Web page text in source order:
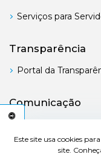
Este site usa cookies
site.
Serviços para
Transparência
Portal da
Comunicação